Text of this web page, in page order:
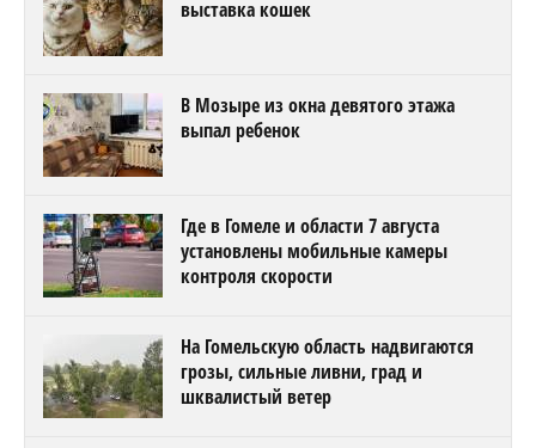
выставка кошек
В Мозыре из окна девятого этажа
выпал ребенок
Где в Гомеле и области 7 августа
установлены мобильные камеры
контроля скорости
На Гомельскую область надвигаются
грозы, сильные ливни, град и
шквалистый ветер